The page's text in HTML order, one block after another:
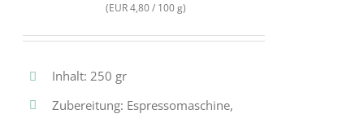
(EUR 4,80 / 100 g)
Inhalt: 250 gr
Zubereitung: Espressomaschine,